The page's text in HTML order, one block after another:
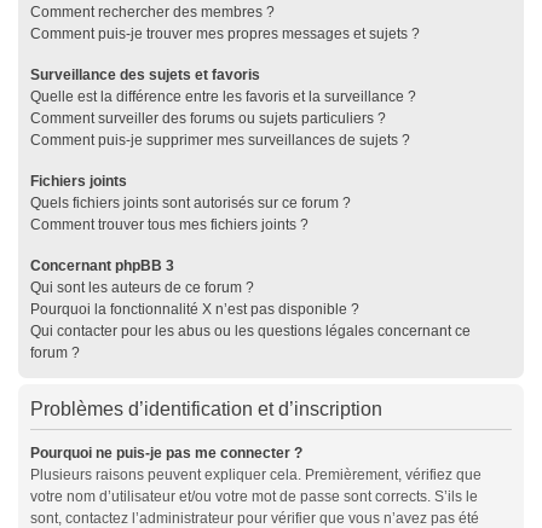
Comment rechercher des membres ?
Comment puis-je trouver mes propres messages et sujets ?
Surveillance des sujets et favoris
Quelle est la différence entre les favoris et la surveillance ?
Comment surveiller des forums ou sujets particuliers ?
Comment puis-je supprimer mes surveillances de sujets ?
Fichiers joints
Quels fichiers joints sont autorisés sur ce forum ?
Comment trouver tous mes fichiers joints ?
Concernant phpBB 3
Qui sont les auteurs de ce forum ?
Pourquoi la fonctionnalité X n’est pas disponible ?
Qui contacter pour les abus ou les questions légales concernant ce
forum ?
Problèmes d’identification et d’inscription
Pourquoi ne puis-je pas me connecter ?
Plusieurs raisons peuvent expliquer cela. Premièrement, vérifiez que
votre nom d’utilisateur et/ou votre mot de passe sont corrects. S’ils le
sont, contactez l’administrateur pour vérifier que vous n’avez pas été